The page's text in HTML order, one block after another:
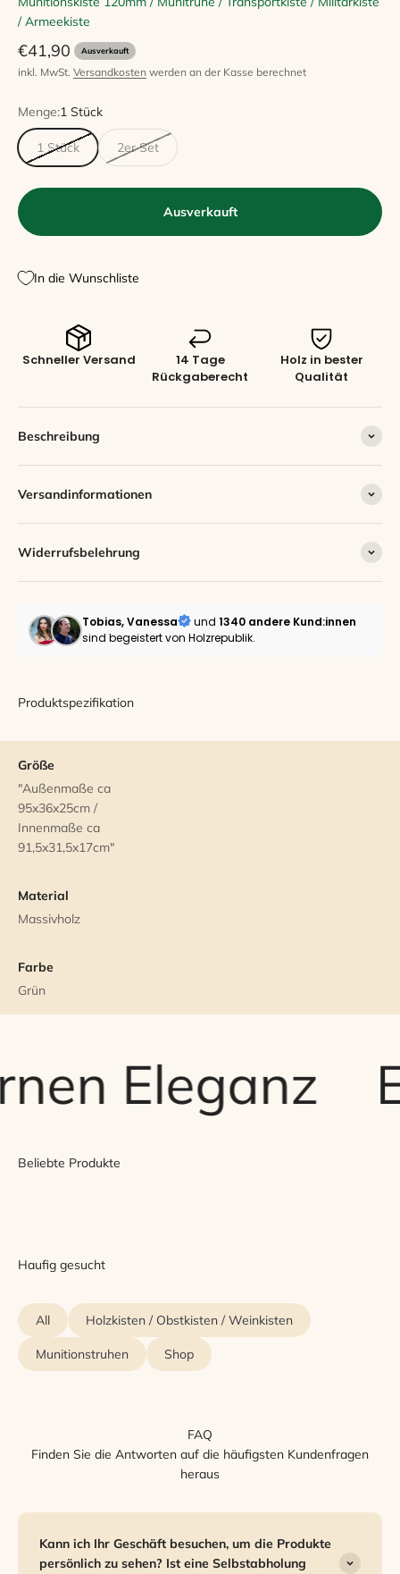
/ Armeekiste
Angebot
€41,90 Ausverkauft
inkl. MwSt. Versandkosten werden an der Kasse berechnet
Menge:1 Stück
1 Stück 2er Set
Ausverkauft
In die Wunschliste
Schneller Versand
14 Tage
Rückgaberecht
Holz in bester
Qualität
Beschreibung
Versandinformationen
Widerrufsbelehrung
Tobias, Vanessa und 1340 andere Kund:innen
sind begeistert von Holzrepublik.
Produktspezifikation
Größe
"Außenmaße ca
95x36x25cm /
Innenmaße ca
91,5x31,5x17cm"
Material
Massivholz
Farbe
Grün
Eleganz
Beliebte Produkte
Haufig gesucht
All Holzkisten / Obstkisten / Weinkisten
Munitionstruhen Shop
FAQ
Finden Sie die Antworten auf die häufigsten Kundenfragen
heraus
Kann ich Ihr Geschäft besuchen, um die Produkte
persönlich zu sehen? Ist eine Selbstabholung